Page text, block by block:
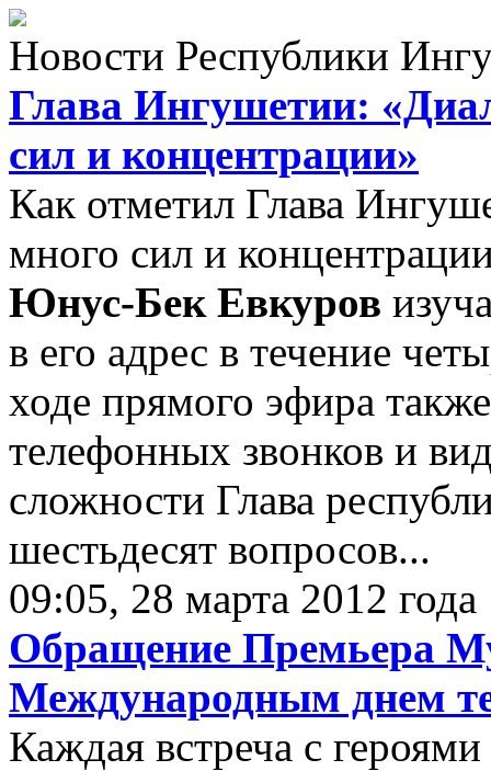
Новости Республики
Глава Ингушетии:
сил и концентрации»
Как отметил Глава
много сил и
Юнус-Бек Евкуров
в его адрес в течение
ходе прямого эфира
телефонных звонков и
сложности Глава
шестьдесят вопросов...
09:05, 28 марта 2012 года
Обращение Премьера
Международным днем
Каждая встреча с